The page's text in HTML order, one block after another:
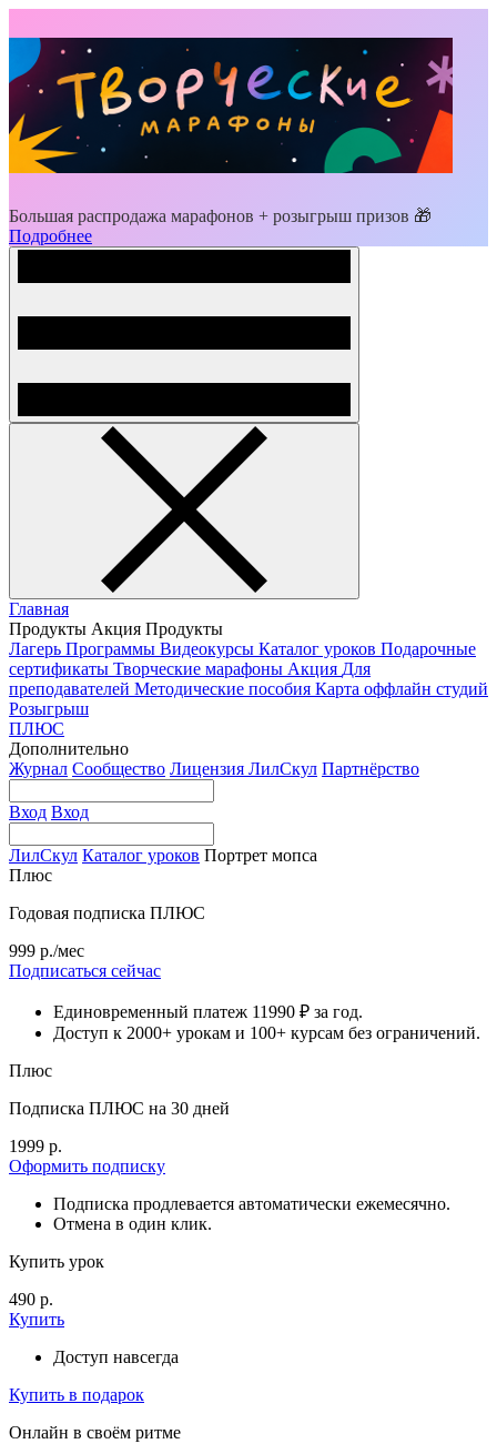
Большая распродажа марафонов + розыгрыш призов 🎁
Подробнее
Главная
Продукты Акция Продукты
Лагерь Программы Видеокурсы Каталог уроков Подарочные
сертификаты Творческие марафоны Акция Для
преподавателей Методические пособия Карта оффлайн студий
Розыгрыш
ПЛЮС
Дополнительно
Журнал Сообщество Лицензия ЛилСкул Партнёрство
Вход Вход
ЛилСкул Каталог уроков Портрет мопса
Плюс
Годовая подписка ПЛЮС
999 р./мес
Подписаться сейчас
Единовременный платеж 11990 ₽ за год.
Доступ к 2000+ урокам и 100+ курсам без ограничений.
Плюс
Подписка ПЛЮС на 30 дней
1999 р.
Оформить подписку
Подписка продлевается автоматически ежемесячно.
Отмена в один клик.
Купить урок
490 р.
Купить
Доступ навсегда
Купить в подарок
Онлайн в своём ритме